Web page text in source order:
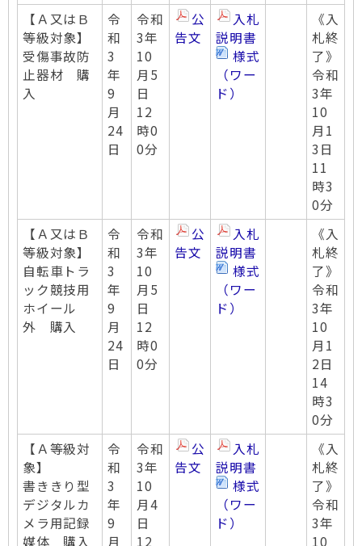
【Ａ又はＢ
等級対象】
受傷事故防
止器材 購
入
令
和
3
年
9
月
24
日
令和
3年
10
月5
日
12
時0
0分
公
告文
入札
説明書
様式
（ワー
ド）
《入
札終
了》
令和
3年
10
月1
3日
11
時3
0分
【Ａ又はＢ
等級対象】
自転車トラ
ック競技用
ホイール
外 購入
令
和
3
年
9
月
24
日
令和
3年
10
月5
日
12
時0
0分
公
告文
入札
説明書
様式
（ワー
ド）
《入
札終
了》
令和
3年
10
月1
2日
14
時3
0分
【Ａ等級対
象】
書ききり型
デジタルカ
メラ用記録
媒体 購入
令
和
3
年
9
月
令和
3年
10
月4
日
12
公
告文
入札
説明書
様式
（ワー
ド）
《入
札終
了》
令和
3年
10